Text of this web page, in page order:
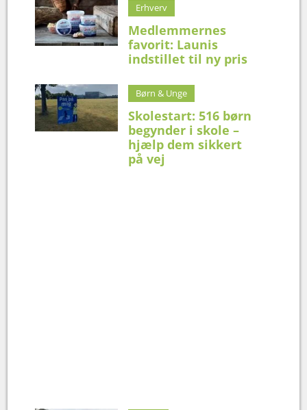
Erhverv
Medlemmernes
favorit: Launis
indstillet til ny pris
Børn & Unge
Skolestart: 516 børn
begynder i skole –
hjælp dem sikkert
på vej